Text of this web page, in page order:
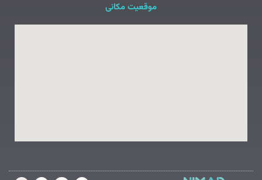
موقعیت مکانی